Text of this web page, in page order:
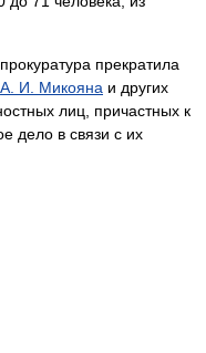
прекратила
А. И. Микояна и других
лиц, причастных к
дело в связи с их